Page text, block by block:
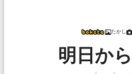
たかし
明日か